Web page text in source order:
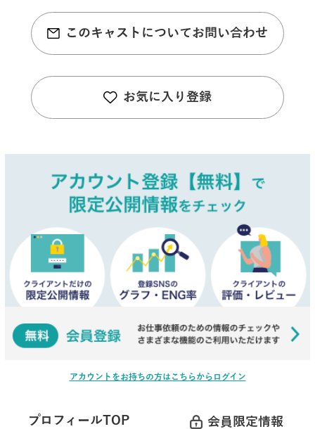
このキャストについてお問い合わせ
お気に入り登録
アカウントをお持ちの方はこちらからログイン
プロフィールTOP 会員限定情報